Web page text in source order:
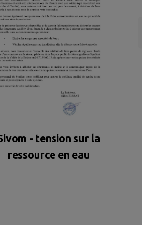
- tension sur la
ressource en eau